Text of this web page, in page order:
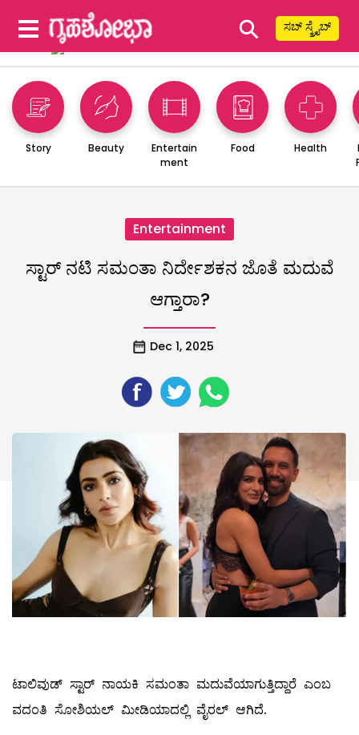
⚲ ಸಬ್ ಸ್ಕ್ರೈಬ್
Story Beauty
Entertain
ment
Food Health
Entertainment
ಸ್ಟಾರ್​ ನಟಿ ಸಮಂತಾ ನಿರ್ದೇಶಕನ ಜೊತೆ ಮದುವೆ
ಆಗ್ತಾರಾ?
Dec 1, 2025
ಟಾಲಿವುಡ್ ಸ್ಟಾರ್ ನಾಯಕಿ ಸಮಂತಾ ಮದುವೆಯಾಗುತ್ತಿದ್ದಾರೆ ಎಂಬ
ವದಂತಿ ಸೋಶಿಯಲ್​ ಮೀಡಿಯಾದಲ್ಲಿ ವೈರಲ್ ಆಗಿದೆ.